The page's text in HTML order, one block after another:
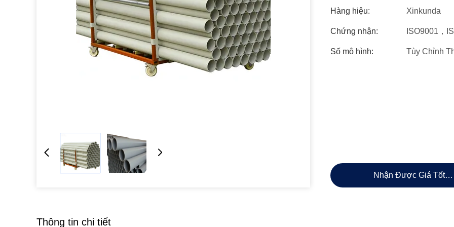
Hàng hiệu: Xinkunda
Chứng nhận: ISO9001，
Số mô hình: Tùy Chỉnh
Nhận Được Giá Tốt
Thông tin chi tiết